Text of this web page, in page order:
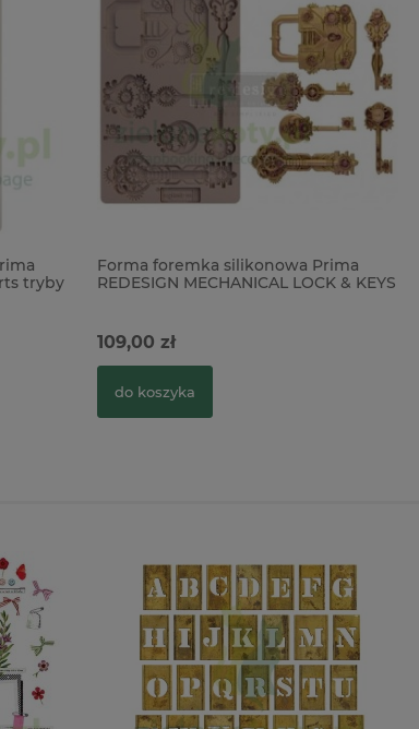
tryby
Forma foremka silikonowa Prima
REDESIGN MECHANICAL LOCK & KEYS
109,00 zł
do koszyka